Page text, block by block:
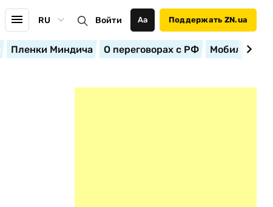
RU Войти Аа Поддержать ZN.ua
Пленки Миндича О переговорах с РФ